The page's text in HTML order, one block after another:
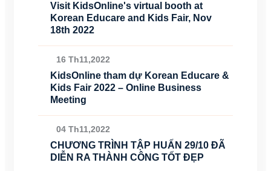
Visit KidsOnline's virtual booth at
Korean Educare and Kids Fair, Nov
18th 2022
16 Th11,2022
KidsOnline tham dự Korean Educare &
Kids Fair 2022 – Online Business
Meeting
04 Th11,2022
CHƯƠNG TRÌNH TẬP HUẤN 29/10 ĐÃ
DIỄN RA THÀNH CÔNG TỐT ĐẸP